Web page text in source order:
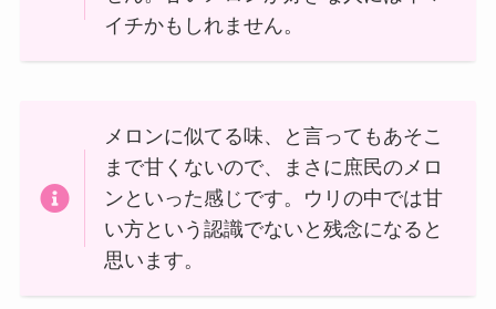
イチかもしれません。
メロンに似てる味、と言ってもあそこ
まで甘くないので、まさに庶民のメロ
ンといった感じです。ウリの中では甘
い方という認識でないと残念になると
思います。